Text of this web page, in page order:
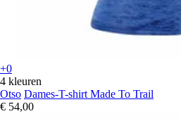
+0
4 kleuren
Otso Dames-T-shirt Made To Trail
€ 54,00